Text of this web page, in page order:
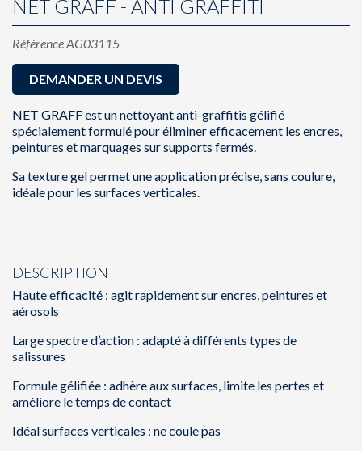
NET GRAFF - ANTI GRAFFITI
RéférenceAG03115
DEMANDER UN DEVIS
NET GRAFF est un nettoyant anti-graffitis gélifié
spécialement formulé pour éliminer efficacement les encres,
peintures et marquages sur supports fermés.
Sa texture gel permet une application précise, sans coulure,
idéale pour les surfaces verticales.
DESCRIPTION
Haute efficacité : agit rapidement sur encres, peintures et
aérosols
Large spectre d’action : adapté à différents types de
salissures
Formule gélifiée : adhère aux surfaces, limite les pertes et
améliore le temps de contact
Idéal surfaces verticales : ne coule pas